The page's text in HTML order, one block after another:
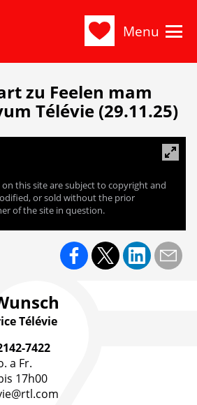
Menu
zu Feelen mam
Télévie (29.11.25)
this site are subject to copyright and
or sold without the prior
of the site in question.
Télévie
7422
a Fr.
17h00